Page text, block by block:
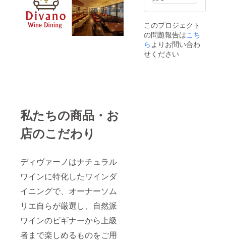
私たちの商品・お
店のこだわり
ディヴァーノはナチュラル
ワインに特化したワインダ
イニングで、オーナーソム
リエ自らが厳選し、自然派
ワインのビギナーから上級
者まで楽しめるものをご用
このプロジェクト
の問題報告はこち
ら よりお問い合わ
せください